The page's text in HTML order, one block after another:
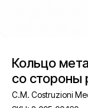
Кольцо
со стороны
C.M. Costruzioni